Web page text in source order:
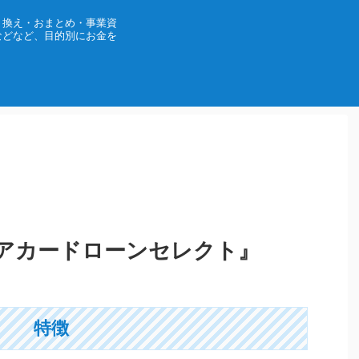
え・おまとめ・事業資
など、目的別にお金を
カードローンセレクト』
特徴